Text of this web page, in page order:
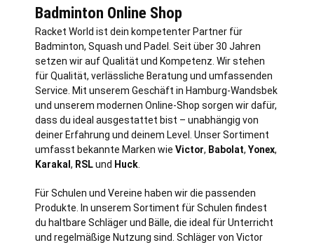
Badminton Online Shop
Racket World ist dein kompetenter Partner für
Badminton, Squash und Padel. Seit über 30 Jahren
setzen wir auf Qualität und Kompetenz. Wir stehen
für Qualität, verlässliche Beratung und umfassenden
Service. Mit unserem Geschäft in Hamburg-Wandsbek
und unserem modernen Online-Shop sorgen wir dafür,
dass du ideal ausgestattet bist – unabhängig von
deiner Erfahrung und deinem Level. Unser Sortiment
umfasst bekannte Marken wie Victor, Babolat, Yonex,
Karakal , RSLund Huck
Für Schulen und Vereine haben wir die passenden
Produkte. In unserem Sortiment für Schulen findest
du haltbare Schläger und Bälle, die ideal für Unterricht
und regelmäßige Nutzung sind. Schläger von Victor